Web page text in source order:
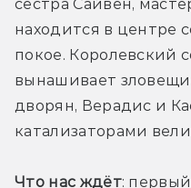
сестра Сайвен,
находится в центре
покое. Королевский
вынашивает
дворян, Верадис и
катализаторами
Что нас ждёт: